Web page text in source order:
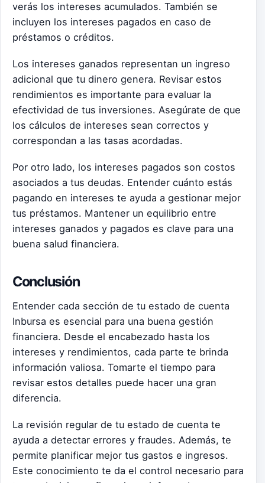
verás los intereses acumulados. También se
incluyen los intereses pagados en caso de
préstamos o créditos.
Los intereses ganados representan un ingreso
adicional que tu dinero genera. Revisar estos
rendimientos es importante para evaluar la
efectividad de tus inversiones. Asegúrate de que
los cálculos de intereses sean correctos y
correspondan a las tasas acordadas.
Por otro lado, los intereses pagados son costos
asociados a tus deudas. Entender cuánto estás
pagando en intereses te ayuda a gestionar mejor
tus préstamos. Mantener un equilibrio entre
intereses ganados y pagados es clave para una
buena salud financiera.
Conclusión
Entender cada sección de tu estado de cuenta
Inbursa es esencial para una buena gestión
financiera. Desde el encabezado hasta los
intereses y rendimientos, cada parte te brinda
información valiosa. Tomarte el tiempo para
revisar estos detalles puede hacer una gran
diferencia.
La revisión regular de tu estado de cuenta te
ayuda a detectar errores y fraudes. Además, te
permite planificar mejor tus gastos e ingresos.
Este conocimiento te da el control necesario para